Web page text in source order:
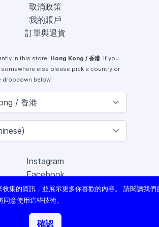
取消政策
我的賬戶
訂單與退貨
in this store: Hong Kong / 香港. If you
else please pick a country or
dropdown below.
Instagram
Facebook
X (Twitter)
Youtube
Lomography
集的資訊，並展示更多你喜歡的內容。 請閱讀我們
意使用這些技術。
確認